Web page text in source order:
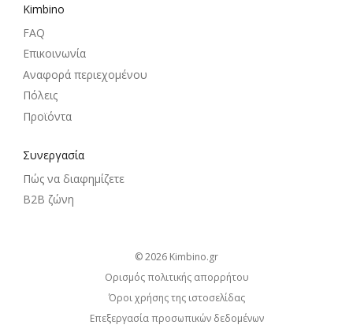
Kimbino
FAQ
Επικοινωνία
Αναφορά περιεχομένου
Πόλεις
Προϊόντα
Συνεργασία
Πώς να διαφημίζετε
B2B ζώνη
© 2026
kimbino.gr
Ορισμός πολιτικής απορρήτου
Όροι χρήσης της ιστοσελίδας
Επεξεργασία προσωπικών δεδομένων